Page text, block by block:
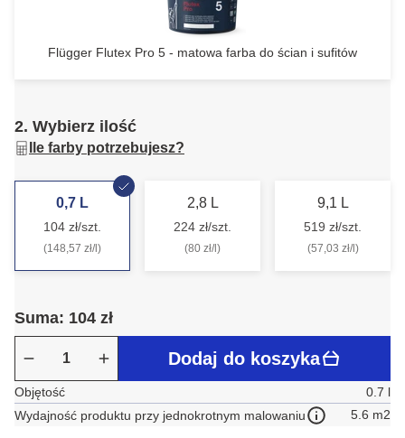
Flügger Flutex Pro 5 - matowa farba do ścian i sufitów
2. Wybierz ilość
Ile farby potrzebujesz?
0,7 L
104 zł/szt.
(148,57 zł/l)
2,8 L
224 zł/szt.
(80 zł/l)
9,1 L
519 zł/szt.
(57,03 zł/l)
Suma: 104 zł
Dodaj do koszyka
Objętość
0.7 l
Wydajność produktu przy jednokrotnym malowaniu
5.6 m2